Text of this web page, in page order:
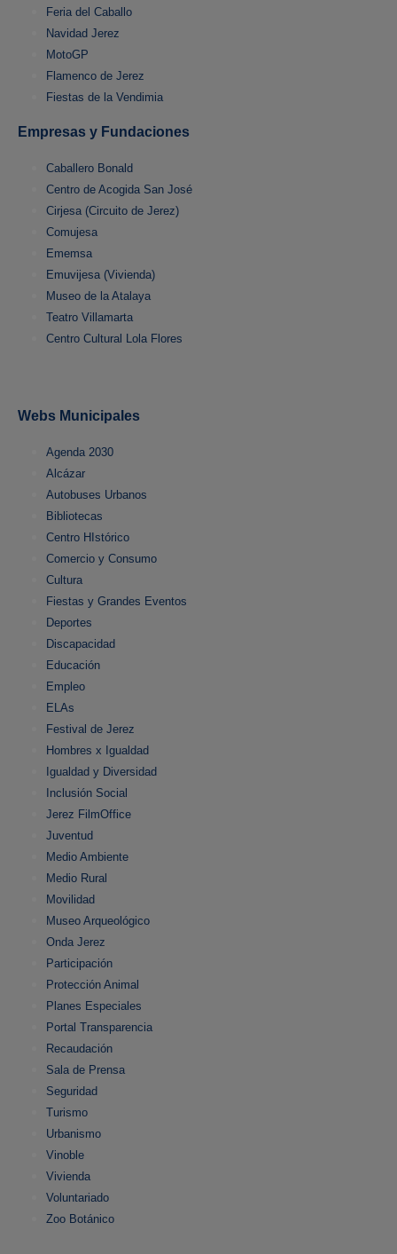
Feria del Caballo
Navidad Jerez
MotoGP
Flamenco de Jerez
Fiestas de la Vendimia
Empresas y Fundaciones
Caballero Bonald
Centro de Acogida San José
Cirjesa (Circuito de Jerez)
Comujesa
Ememsa
Emuvijesa (Vivienda)
Museo de la Atalaya
Teatro Villamarta
Centro Cultural Lola Flores
Webs Municipales
Agenda 2030
Alcázar
Autobuses Urbanos
Bibliotecas
Centro HIstórico
Comercio y Consumo
Cultura
Fiestas y Grandes Eventos
Deportes
Discapacidad
Educación
Empleo
ELAs
Festival de Jerez
Hombres x Igualdad
Igualdad y Diversidad
Inclusión Social
Jerez FilmOffice
Juventud
Medio Ambiente
Medio Rural
Movilidad
Museo Arqueológico
Onda Jerez
Participación
Protección Animal
Planes Especiales
Portal Transparencia
Recaudación
Sala de Prensa
Seguridad
Turismo
Urbanismo
Vinoble
Vivienda
Voluntariado
Zoo Botánico